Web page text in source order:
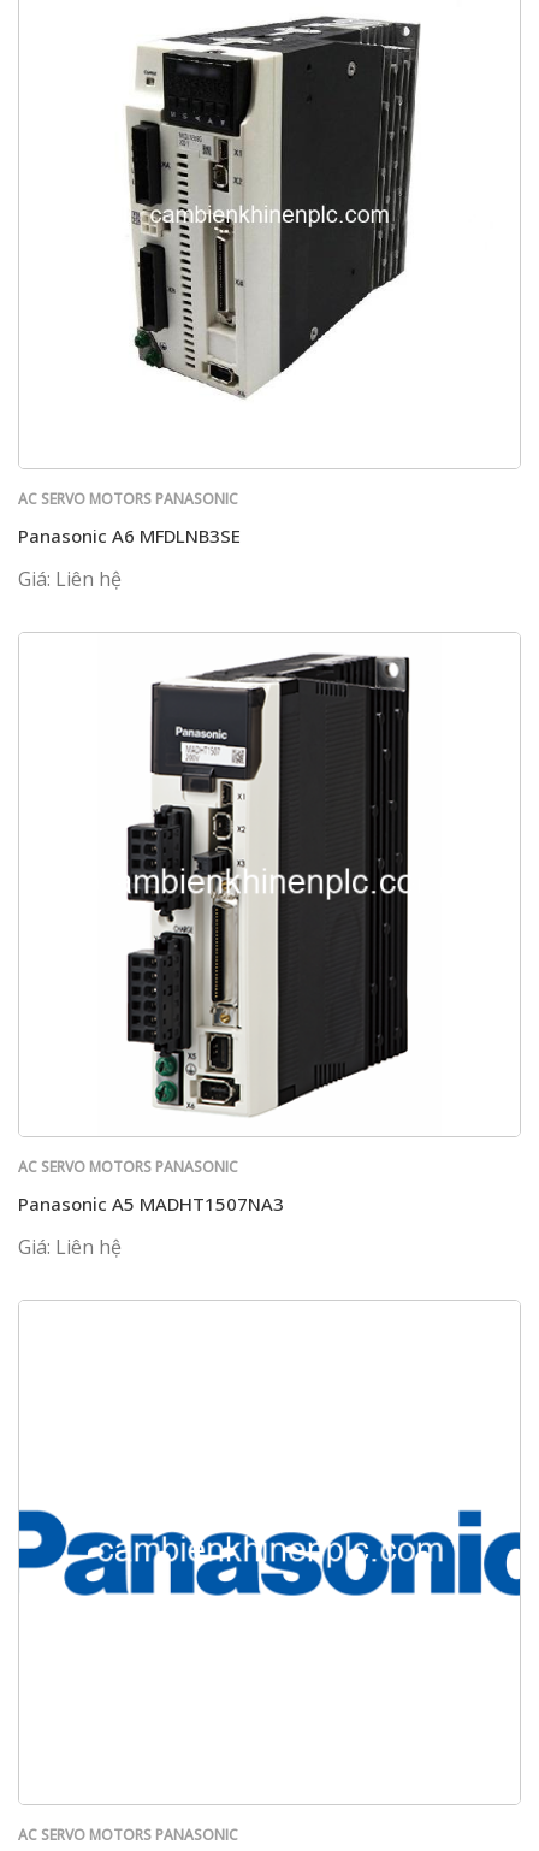
AC SERVO MOTORS PANASONIC
Panasonic A6 MFDLNB3SE
Giá: Liên hệ
AC SERVO MOTORS PANASONIC
Panasonic A5 MADHT1507NA3
Giá: Liên hệ
AC SERVO MOTORS PANASONIC